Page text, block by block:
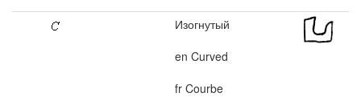
Изогнутый
en Curved
fr Courbe